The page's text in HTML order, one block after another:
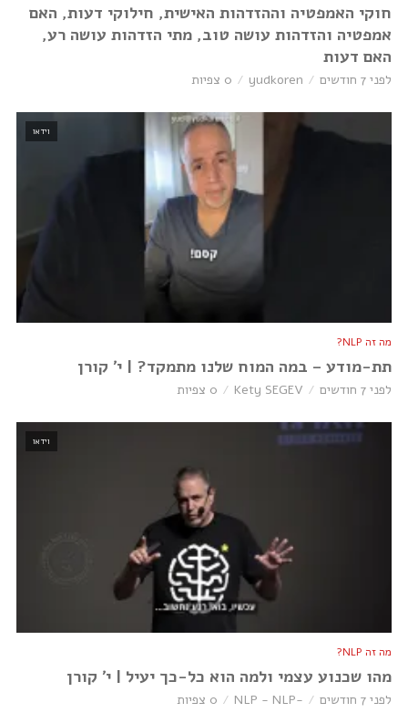
חוקי האמפטיה וההזדהות האישית, חילוקי דעות, האם
אמפטיה והזדהות עושה טוב, מתי הזדהות עושה רע,
האם דעות
לפני 7 חודשים yudkoren 0 צפיות
וידאו
מה זה NLP?
תת-מודע – במה המוח שלנו מתמקד? | י׳ קורן
לפני 7 חודשים Kety SEGEV 0 צפיות
וידאו
מה זה NLP?
מהו שכנוע עצמי ולמה הוא כל-כך יעיל | י׳ קורן
לפני 7 חודשים -NLP - NLP 0 צפיות